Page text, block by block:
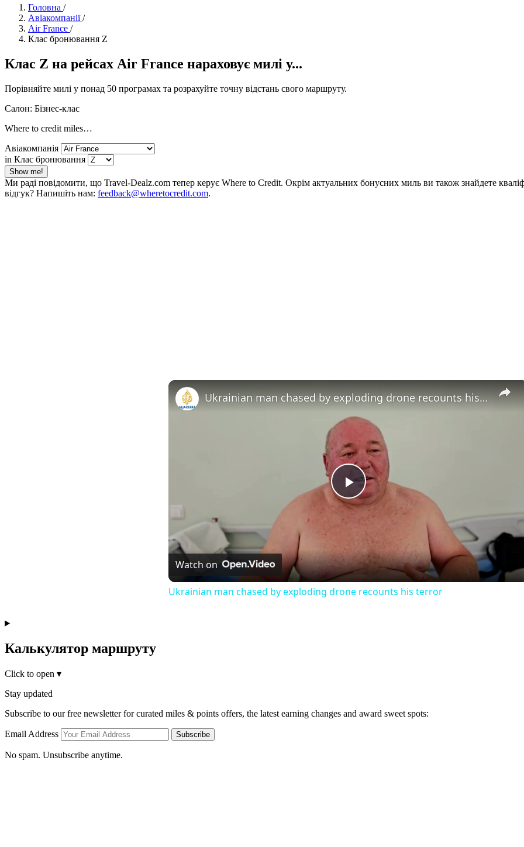
Головна /
Авіакомпанії /
Air France /
Клас бронювання Z
Клас Z на рейсах Air France нараховує милі у...
Порівняйте милі у понад 50 програмах та розрахуйте точну відстань свого маршруту.
Салон: Бізнес-клас
Where to credit miles…
Авіакомпанія
in Клас бронювання
Show me!
Ми раді повідомити, що Travel-Dealz.com тепер керує Where to Credit. Окрім актуальних бонусних миль ви також знайдете
відгук? Напишіть нам: feedback@wheretocredit.com.
×
Play
Video
Ukrainian man chased by exploding drone recounts his terror
Watch on
Ukrainian man chased by exploding drone recounts his terror
Калькулятор маршруту
Click to open ▾
Stay updated
Subscribe to our free newsletter for curated miles & points offers, the latest earning changes and award sweet spots:
Email Address Subscribe
No spam. Unsubscribe anytime.